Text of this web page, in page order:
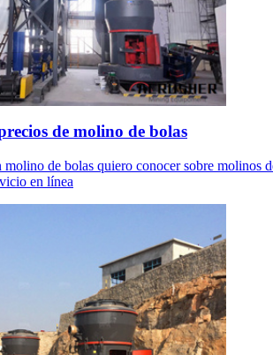
de molino de bolas
de bolas quiero conocer sobre molinos
en línea